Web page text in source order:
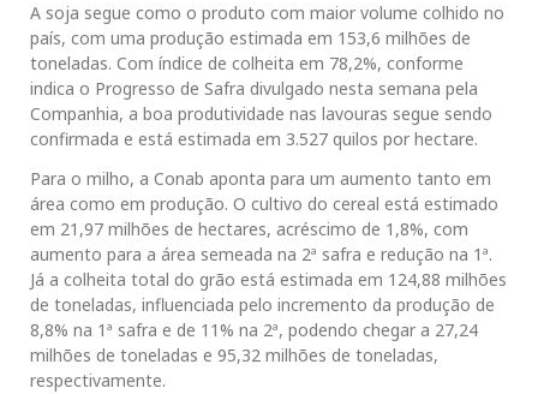
A soja segue como o produto com maior volume colhido no
país, com uma produção estimada em 153,6 milhões de
toneladas. Com índice de colheita em 78,2%, conforme
indica o Progresso de Safra divulgado nesta semana pela
Companhia, a boa produtividade nas lavouras segue sendo
confirmada e está estimada em 3.527 quilos por hectare.
Para o milho, a Conab aponta para um aumento tanto em
área como em produção. O cultivo do cereal está estimado
em 21,97 milhões de hectares, acréscimo de 1,8%, com
aumento para a área semeada na 2ª safra e redução na 1ª.
Já a colheita total do grão está estimada em 124,88 milhões
de toneladas, influenciada pelo incremento da produção de
8,8% na 1ª safra e de 11% na 2ª, podendo chegar a 27,24
milhões de toneladas e 95,32 milhões de toneladas,
respectivamente.